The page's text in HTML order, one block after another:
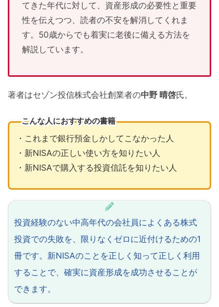
てきた年代に対して、資産形成の必要性と重要
性を伝えつつ、読者の不安を解消してくれま
す。50歳からでも着実に老後に備える方法を
解説しています。
著者はセゾン投信株式会社創業者の中野 晴啓氏。
こんな人におすすめの書籍
・これまで銀行預金しかしてこなかった人
・新NISAの正しい使い方を知りたい人
・新NISAで購入する投資信託を知りたい人
投資経験のない中高年代の会社員によくある株式
投資での失敗を、限りなくゼロに近付けるための1
冊です。新NISAのことを正しく知って正しく利用
することで、確実に資産形成を成功させることが
できます。